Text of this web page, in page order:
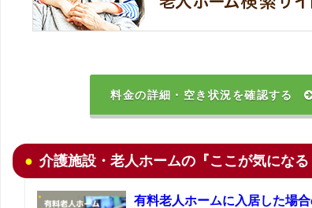
料金の詳細・空き状況を確認する
介護施設・老人ホームの『ここが気にな
有料老人ホームに入居した場